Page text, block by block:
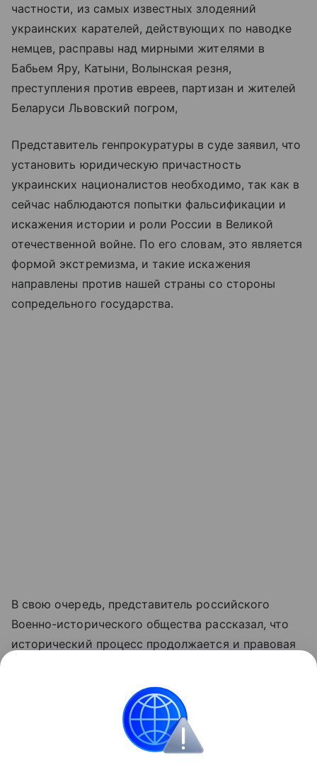
частности, из самых известных злодеяний
украинских карателей, действующих по наводке
немцев, расправы над мирными жителями в
Бабьем Яру, Катыни, Волынская резня,
преступления против евреев, партизан и жителей
Беларуси Львовский погром,
Представитель генпрокуратуры в суде заявил, что
установить юридическую причастность
украинских националистов необходимо, так как в
сейчас наблюдаются попытки фальсификации и
искажения истории и роли России в Великой
отечественной войне. По его словам, это является
формой экстремизма, и такие искажения
направлены против нашей страны со стороны
сопредельного государства.
В свою очередь, представитель российского
Военно-исторического общества рассказал, что
исторический процесс продолжается и правовая
сейчас проходит переписывание истории. Там
идет прославление военных преступников, и этот
процесс "идет широко", а прямые наследники ОУН
существуют и поныне.